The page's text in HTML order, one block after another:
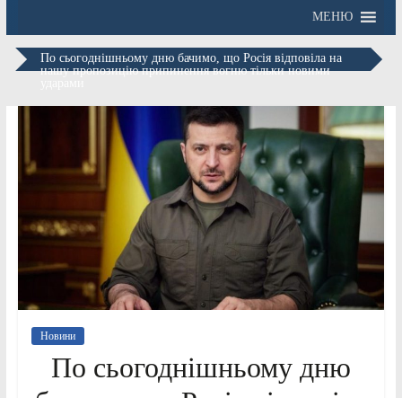
МЕНЮ
По сьогоднішньому дню бачимо, що Росія відповіла на
нашу пропозицію припинення вогню тільки новими
Новини
По сьогоднішньому дню